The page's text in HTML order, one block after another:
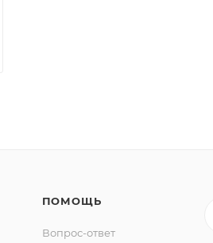
ПОМОЩЬ
Вопрос-ответ